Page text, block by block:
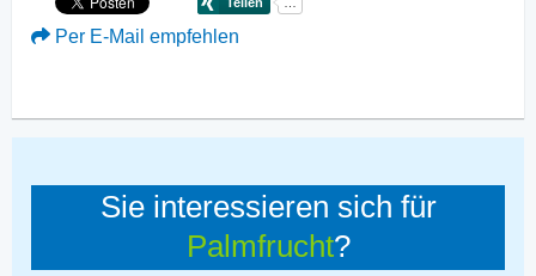
Per E-Mail empfehlen
Sie interessieren sich für
Palmfrucht?